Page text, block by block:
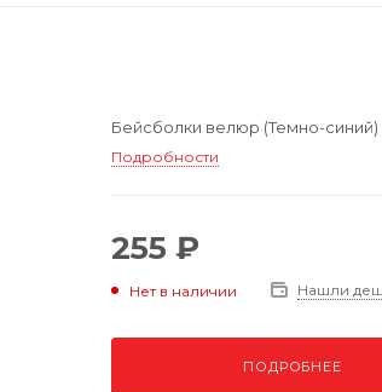
Бейсболки велюр (Темно-синий)
Подробности
255 ₽
Нет в наличии Нашли
ПОДРОБНЕЕ